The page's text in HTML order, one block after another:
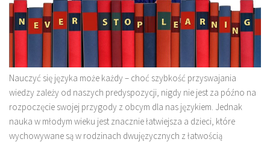
Nauczyć się języka może każdy – choć szybkość przyswajania
wiedzy zależy od naszych predyspozycji, nigdy nie jest za późno na
rozpoczęcie swojej przygody z obcym dla nas językiem. Jednak
nauka w młodym wieku jest znacznie łatwiejsza a dzieci, które
wychowywane są w rodzinach dwujęzycznych z łatwością